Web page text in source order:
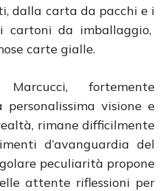
dalla carta da pacchi e i
cartoni da imballaggio,
carte gialle.
fortemente
visione e
rimane difficilmente
d’avanguardia del
peculiarità propone
attente riflessioni per